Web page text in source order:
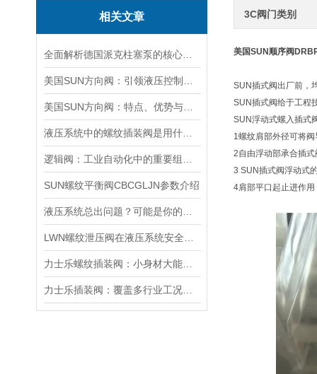
相关文章
SUN螺纹平衡阀CBCGLJN参数介绍
3C阀门类别
美国SUN顺序阀
SUN插式阀出厂前，
SUN插式阀给于工程
SUN浮动式螺入插
1螺纹肩部外径可将
2自由浮动部承合插
3 SUN插式阀浮动式
4肩部平口起止进作